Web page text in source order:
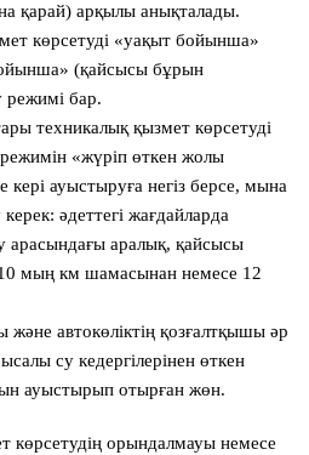
қарай) арқылы анықталады.
көрсетуді «уақыт бойынша»
(қайсысы бұрын
режимі бар.
техникалық қызмет көрсетуді
«жүріп өткен жолы
ауыстыруға негіз берсе, мына
әдеттегі жағдайларда
арасындағы аралық, қайсысы
мың км шамасынан немесе 12
автокөліктің қозғалтқышы әр
су кедергілерінен өткен
ауыстырып отырған жөн.
көрсетудің орындалмауы немесе